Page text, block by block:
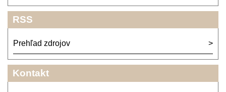
RSS
Prehľad zdrojov
Kontakt